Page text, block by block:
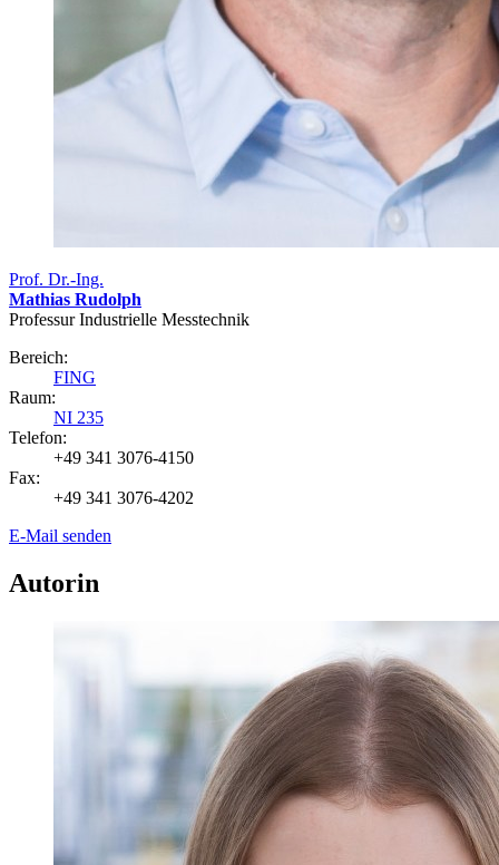
Prof. Dr.-Ing.
Mathias Rudolph
Professur Industrielle Messtechnik
Bereich:
FING
Raum:
NI 235
Telefon:
+49 341 3076-4150
Fax:
+49 341 3076-4202
E-Mail senden
Autorin